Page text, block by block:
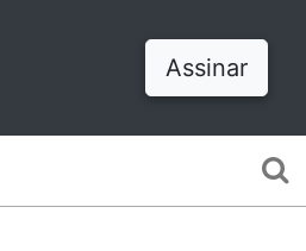
Assinar